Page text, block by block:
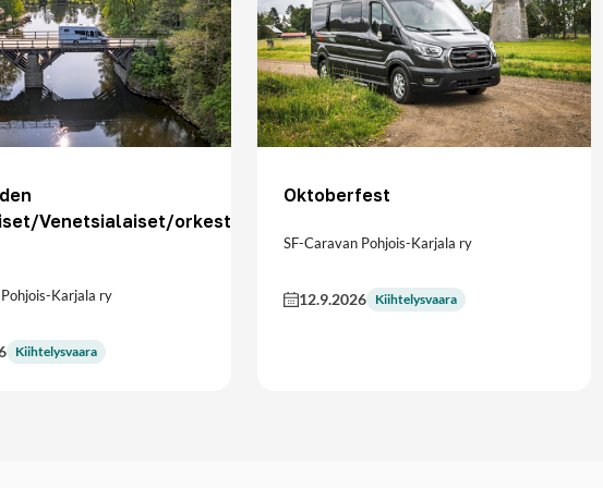
Venetsialaiset/orkesteri
Karjala ry
Kiihtelysvaara
Oktoberfest
SF-Caravan Pohjois-Karjala ry
12.9.2026 Kiihtelysvaara